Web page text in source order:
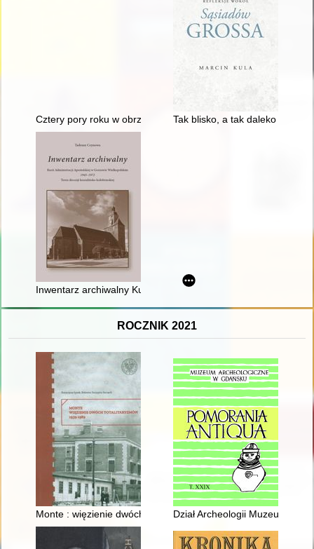
Cztery pory roku w obrzędowości ludowejTak blisko, a tak daleko :
Inwentarz archiwalny Kurii Administracji Apostolskiej w
ROCZNIK 2021
Monte : więzienie dwóch totalitaryzmów : 1939-1989
Dział Archeologii Muzeum